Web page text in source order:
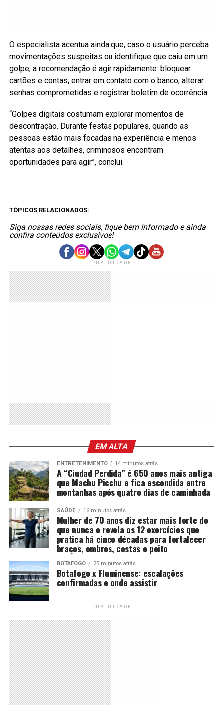
O especialista acentua ainda que, caso o usuário perceba
movimentações suspeitas ou identifique que caiu em um
golpe, a recomendação é agir rapidamente: bloquear
cartões e contas, entrar em contato com o banco, alterar
senhas comprometidas e registrar boletim de ocorrência.
“Golpes digitais costumam explorar momentos de
descontração. Durante festas populares, quando as
pessoas estão mais focadas na experiência e menos
atentas aos detalhes, criminosos encontram
oportunidades para agir”, conclui.
TÓPICOS RELACIONADOS:
Siga nossas redes sociais, fique bem informado e ainda
confira conteúdos exclusivos!
PUBLICIDADE
EM ALTA
ENTRETENIMENTO 14 minutos atrás
A “Ciudad Perdida” é 650 anos mais antiga
que Machu Picchu e fica escondida entre
montanhas após quatro dias de caminhada
SAÚDE 16 minutos atrás
Mulher de 70 anos diz estar mais forte do
que nunca e revela os 12 exercícios que
pratica há cinco décadas para fortalecer
braços, ombros, costas e peito
BOTAFOGO 25 minutos atrás
Botafogo x Fluminense: escalações
confirmadas e onde assistir
PUBLICIDADE